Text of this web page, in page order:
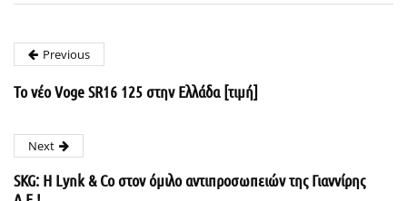
Previous
Το νέο Voge SR16 125 στην Ελλάδα [τιμή]
Next
SKG: Η Lynk & Co στον όμιλο αντιπροσωπειών της Γιαννίρης